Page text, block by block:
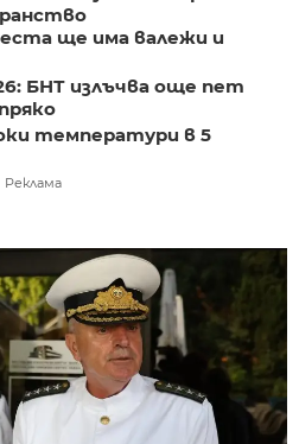
ще има валежи и
БНТ излъчва още пет
температури в 5
Реклама